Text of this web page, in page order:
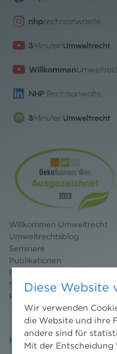
Willkommen Umweltrecht
Umweltrechtsblog
Seminare
Publikationen
Moot Court
Stipendium
Pressebereich
Kontakt
Diese Website
Wir verwenden
die Website und ihre
andere sind für
Mit der Entscheidung